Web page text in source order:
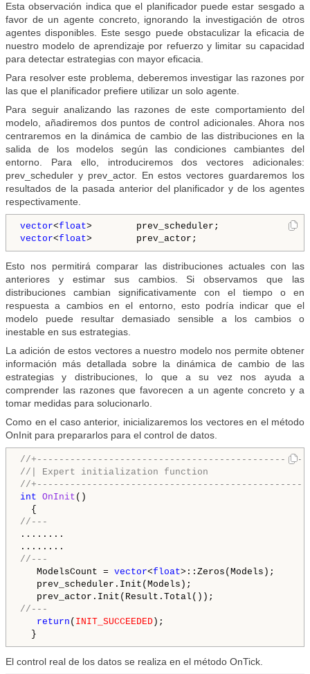
Esta observación indica que el planificador puede estar sesgado a
favor de un agente concreto, ignorando la investigación de otros
agentes disponibles. Este sesgo puede obstaculizar la eficacia de
nuestro modelo de aprendizaje por refuerzo y limitar su capacidad
para detectar estrategias con mayor eficacia.
Para resolver este problema, deberemos investigar las razones por
las que el planificador prefiere utilizar un solo agente.
Para seguir analizando las razones de este comportamiento del
modelo, añadiremos dos puntos de control adicionales. Ahora nos
centraremos en la dinámica de cambio de las distribuciones en la
salida de los modelos según las condiciones cambiantes del
entorno. Para ello, introduciremos dos vectores adicionales:
prev_scheduler y prev_actor. En estos vectores guardaremos los
resultados de la pasada anterior del planificador y de los agentes
respectivamente.
vector<float
vector<float
Esto nos permitirá comparar las distribuciones actuales con las
anteriores y estimar sus cambios. Si observamos que las
distribuciones cambian significativamente con el tiempo o en
respuesta a cambios en el entorno, esto podría indicar que el
modelo puede resultar demasiado sensible a los cambios o
inestable en sus estrategias.
La adición de estos vectores a nuestro modelo nos permite obtener
información más detallada sobre la dinámica de cambio de las
estrategias y distribuciones, lo que a su vez nos ayuda a
comprender las razones que favorecen a un agente concreto y a
tomar medidas para solucionarlo.
Como en el caso anterior, inicializaremos los vectores en el método
OnInit para prepararlos para el control de datos.
//
//| Expert initialization function
//
int OnInit ()
//---
........
//---
ModelsCount = vector<float>::Zeros(Models);
prev_scheduler.Init(Models);
//---
return ( INIT_SUCCEEDED );
El control real de los datos se realiza en el método OnTick.